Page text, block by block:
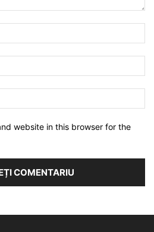
website in this browser for the